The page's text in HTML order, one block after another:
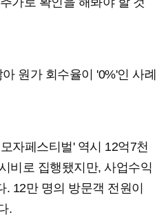
원가 회수율이 '0%'인 사례
자페스티벌' 역시 12억7천
비로 집행됐지만, 사업수익
12만 명의 방문객 전원이
.